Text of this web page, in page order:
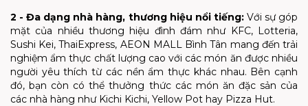
2 - Đa dạng nhà hàng, thương hiệu nổi tiếng: Với sự góp
mặt của nhiều thương hiệu đình đám như KFC, Lotteria,
Sushi Kei, ThaiExpress, AEON MALL Bình Tân mang đến trải
nghiệm ẩm thực chất lượng cao với các món ăn được nhiều
người yêu thích từ các nền ẩm thực khác nhau. Bên cạnh
đó, bạn còn có thể thưởng thức các món ăn đặc sản của
các nhà hàng như Kichi Kichi, Yellow Pot hay Pizza Hut.